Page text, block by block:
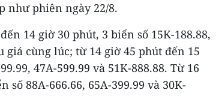
như phiên ngày 22/8.
14 giờ 30 phút, 3 biển số 15K-188.88,
giá cùng lúc; từ 14 giờ 45 phút đến 15
47A-599.99 và 51K-888.88. Từ 16
88A-666.66, 65A-399.99 và 30K-